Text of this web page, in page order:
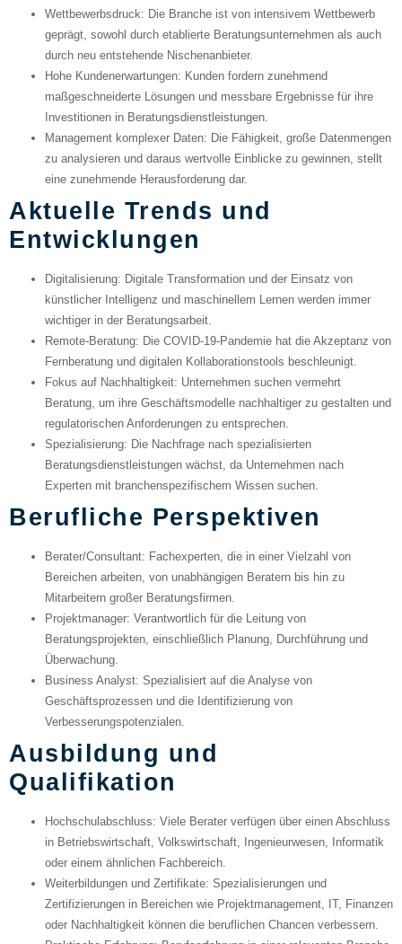
Wettbewerbsdruck: Die Branche ist von intensivem Wettbewerb
geprägt, sowohl durch etablierte Beratungsunternehmen als auch
durch neu entstehende Nischenanbieter.
Hohe Kundenerwartungen: Kunden fordern zunehmend
maßgeschneiderte Lösungen und messbare Ergebnisse für ihre
Investitionen in Beratungsdienstleistungen.
Management komplexer Daten: Die Fähigkeit, große Datenmengen
zu analysieren und daraus wertvolle Einblicke zu gewinnen, stellt
eine zunehmende Herausforderung dar.
Aktuelle Trends und
Entwicklungen
Digitalisierung: Digitale Transformation und der Einsatz von
künstlicher Intelligenz und maschinellem Lernen werden immer
wichtiger in der Beratungsarbeit.
Remote-Beratung: Die COVID-19-Pandemie hat die Akzeptanz von
Fernberatung und digitalen Kollaborationstools beschleunigt.
Fokus auf Nachhaltigkeit: Unternehmen suchen vermehrt
Beratung, um ihre Geschäftsmodelle nachhaltiger zu gestalten und
regulatorischen Anforderungen zu entsprechen.
Spezialisierung: Die Nachfrage nach spezialisierten
Beratungsdienstleistungen wächst, da Unternehmen nach
Experten mit branchenspezifischem Wissen suchen.
Berufliche Perspektiven
Berater/Consultant: Fachexperten, die in einer Vielzahl von
Bereichen arbeiten, von unabhängigen Beratern bis hin zu
Mitarbeitern großer Beratungsfirmen.
Projektmanager: Verantwortlich für die Leitung von
Beratungsprojekten, einschließlich Planung, Durchführung und
Überwachung.
Business Analyst: Spezialisiert auf die Analyse von
Geschäftsprozessen und die Identifizierung von
Verbesserungspotenzialen.
Ausbildung und
Qualifikation
Hochschulabschluss: Viele Berater verfügen über einen Abschluss
in Betriebswirtschaft, Volkswirtschaft, Ingenieurwesen, Informatik
oder einem ähnlichen Fachbereich.
Weiterbildungen und Zertifikate: Spezialisierungen und
Zertifizierungen in Bereichen wie Projektmanagement, IT, Finanzen
oder Nachhaltigkeit können die beruflichen Chancen verbessern.